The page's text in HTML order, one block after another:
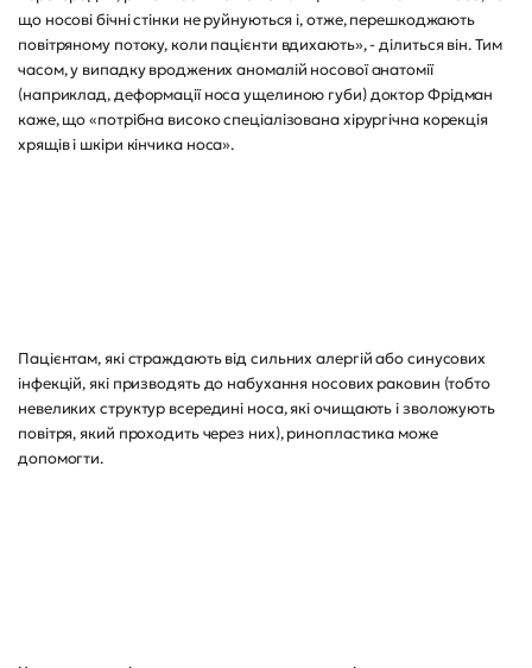
що носові бічні стінки не руйнуються і, отже, перешкоджають
повітряному потоку, коли пацієнти вдихають», - ділиться він. Тим
часом, у випадку вроджених аномалій носової анатомії
(наприклад, деформації носа ущелиною губи) доктор Фрідман
каже, що «потрібна високо спеціалізована хірургічна корекція
хрящів і шкіри кінчика носа».
Пацієнтам, які страждають від сильних алергій або синусових
інфекцій, які призводять до набухання носових раковин (тобто
невеликих структур всередині носа, які очищають і зволожують
повітря, який проходить через них), ринопластика може
допомогти.